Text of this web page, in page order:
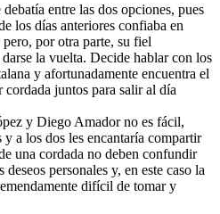
entre las dos opciones, pues
los días anteriores confiaba en
por otra parte, su fiel
la vuelta. Decide hablar con los
y afortunadamente encuentra el
juntos para salir al día
y Diego Amador no es fácil,
a los dos les encantaría compartir
una cordada no deben confundir
personales y, en este caso la
difícil de tomar y